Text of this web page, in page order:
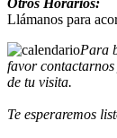
Llámanos para
Para
favor
de tu visita.
Te esperaremos